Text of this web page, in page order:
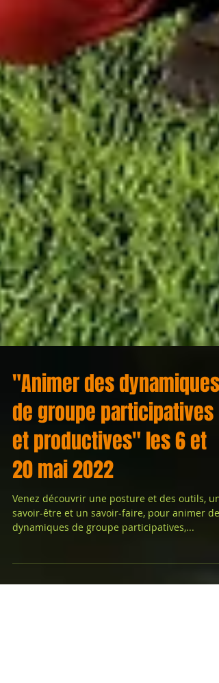
"Animer des dynamiques
de groupe participatives
et productives" les 6 et
20 mai 2022
Venez découvrir une posture et des outils, un
savoir-être et un savoir-faire, pour animer des